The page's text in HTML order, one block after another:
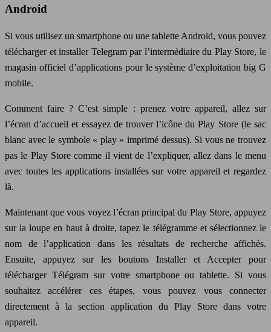
Android
Si vous utilisez un smartphone ou une tablette Android, vous pouvez
télécharger et installer Telegram par l’intermédiaire du Play Store, le
magasin officiel d’applications pour le système d’exploitation big G
mobile.
Comment faire ? C’est simple : prenez votre appareil, allez sur
l’écran d’accueil et essayez de trouver l’icône du Play Store (le sac
blanc avec le symbole « play » imprimé dessus). Si vous ne trouvez
pas le Play Store comme il vient de l’expliquer, allez dans le menu
avec toutes les applications installées sur votre appareil et regardez
là.
Maintenant que vous voyez l’écran principal du Play Store, appuyez
sur la loupe en haut à droite, tapez le télégramme et sélectionnez le
nom de l’application dans les résultats de recherche affichés.
Ensuite, appuyez sur les boutons Installer et Accepter pour
télécharger Télégram sur votre smartphone ou tablette. Si vous
souhaitez accélérer ces étapes, vous pouvez vous connecter
directement à la section application du Play Store dans votre
appareil.